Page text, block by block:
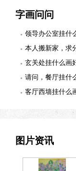
字画问问
领导办公室挂什
本人搬新家，求
玄关处挂什么画
适合么？
请问，餐厅挂什
客厅西墙挂什么
图片资讯